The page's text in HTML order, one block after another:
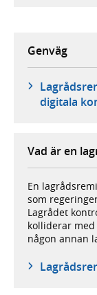
Genväg
digitala
Vad är en
En
som
Lagrådet
kolliderar
någon annan